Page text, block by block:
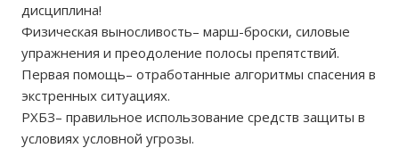
дисциплина!
Физическая выносливость– марш-броски, силовые
упражнения и преодоление полосы препятствий.
Первая помощь– отработанные алгоритмы спасения в
экстренных ситуациях.
РХБЗ– правильное использование средств защиты в
условиях условной угрозы.